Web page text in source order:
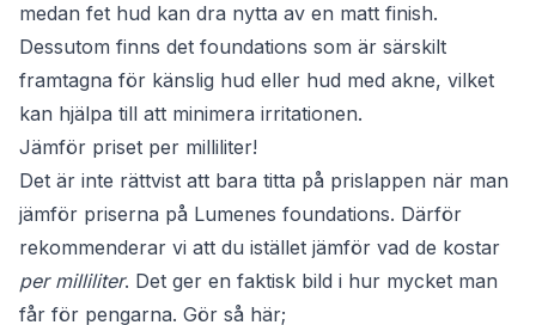
medan fet hud kan dra nytta av en matt finish.
Dessutom finns det foundations som är särskilt
framtagna för känslig hud eller hud med akne, vilket
kan hjälpa till att minimera irritationen.
Jämför priset per milliliter!
Det är inte rättvist att bara titta på prislappen när man
jämför priserna på Lumenes foundations. Därför
rekommenderar vi att du istället jämför vad de kostar
per milliliter. Det ger en faktisk bild i hur mycket man
får för pengarna. Gör så här;